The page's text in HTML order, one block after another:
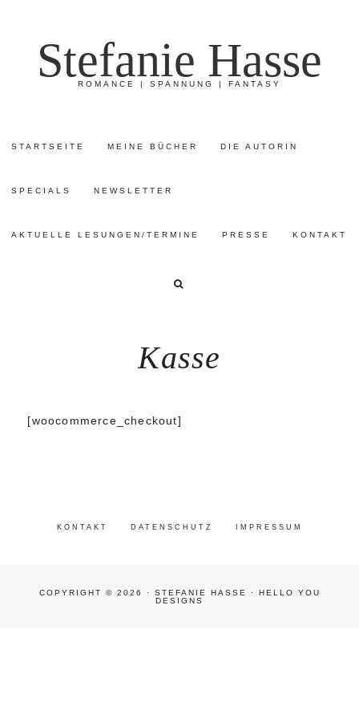
Stefanie Hasse
ROMANCE | SPANNUNG | FANTASY
STARTSEITE MEINE BÜCHER DIE AUTORIN
SPECIALS NEWSLETTER
AKTUELLE LESUNGEN/TERMINE PRESSE KONTAKT
Kasse
[woocommerce_checkout]
KONTAKT DATENSCHUTZ IMPRESSUM
COPYRIGHT © 2026 · STEFANIE HASSE · HELLO YOU
DESIGNS